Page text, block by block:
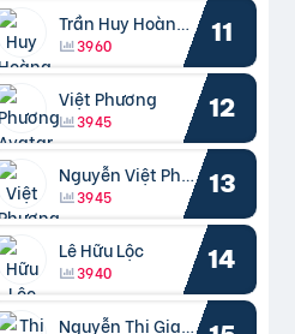
Trần Huy Hoàng Bắc
3960 11
Việt Phương
3945 12
Nguyễn Việt Phương
3945 13
Lê Hữu Lộc
3940 14
Nguyễn Thị Giang